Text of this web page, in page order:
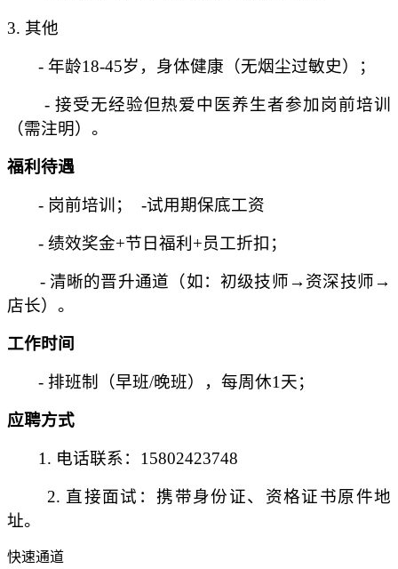
3. 其他
- 年龄18-45岁，身体健康（无烟尘过敏史）；
- 接受无经验但热爱中医养生者参加岗前培训
（需注明）。
福利待遇
- 岗前培训； -试用期保底工资
- 绩效奖金+节日福利+员工折扣；
- 清晰的晋升通道（如：初级技师→资深技师→
店长）。
工作时间
- 排班制（早班/晚班），每周休1天；
应聘方式
1. 电话联系：15802423748
2. 直接面试：携带身份证、资格证书原件地
址。
快速通道